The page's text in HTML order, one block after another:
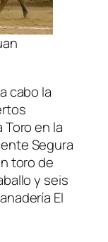
cabo la
Toro en la
Segura
toro de
y seis
El